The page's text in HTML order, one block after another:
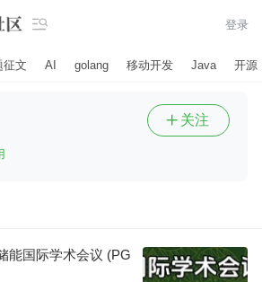
 登录
征文 AI golang 移动开发 Java 开源
 关注
能国际学术会议 (PG